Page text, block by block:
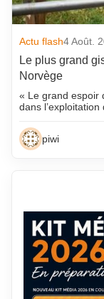
Actu flash4 Août.
Le plus grand
Norvège
« Le grand espoir
dans
piwi